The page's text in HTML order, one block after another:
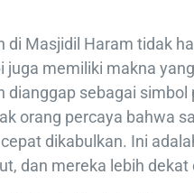
di Masjidil Haram tidak
juga memiliki makna
dianggap sebagai
orang percaya bahwa
cepat dikabulkan. Ini
dan mereka lebih dekat